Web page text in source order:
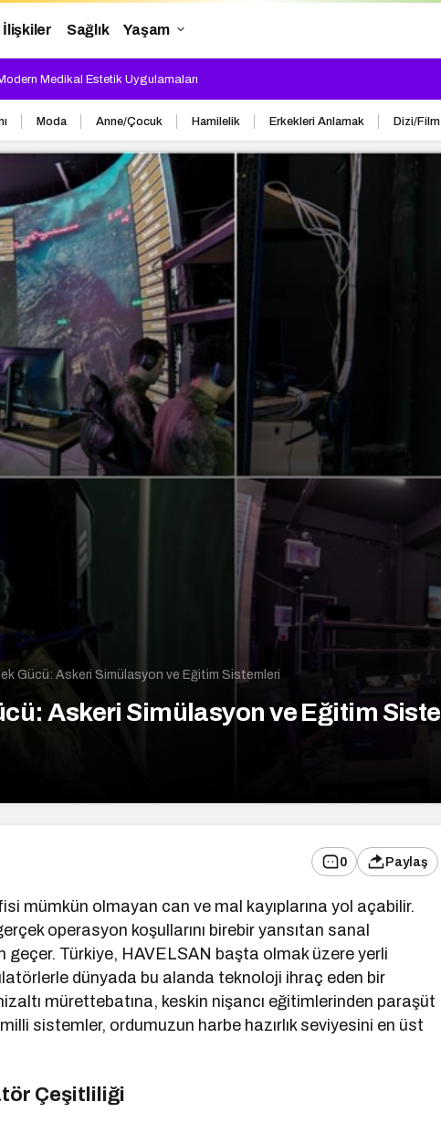
İlişkiler Sağlık Yaşam
Medikal Estetik Uygulamaları
Moda Anne/Çocuk Hamilelik Erkekleri Anlamak Dizi/Film
Gücü: Askeri Simülasyon ve Eğitim Sistemleri
Askeri Simülasyon ve Eğitim
0 Paylaş
mümkün olmayan can ve mal kayıplarına yol açabilir.
operasyon koşullarını birebir yansıtan sanal
Türkiye, HAVELSAN başta olmak üzere yerli
dünyada bu alanda teknoloji ihraç eden bir
mürettebatına, keskin nişancı eğitimlerinden paraşüt
sistemler, ordumuzun harbe hazırlık seviyesini en üst
Çeşitliliği